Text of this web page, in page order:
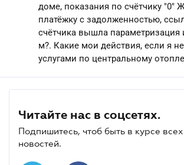
доме, показания по счётчику "0"
платёжку с задолженностью,
счётчика вышла параметризация
м?. Какие мои действия, если я
услугами по центральному
Читайте нас в соцсетях.
Подпишитесь, чтоб быть в курсе
новостей.